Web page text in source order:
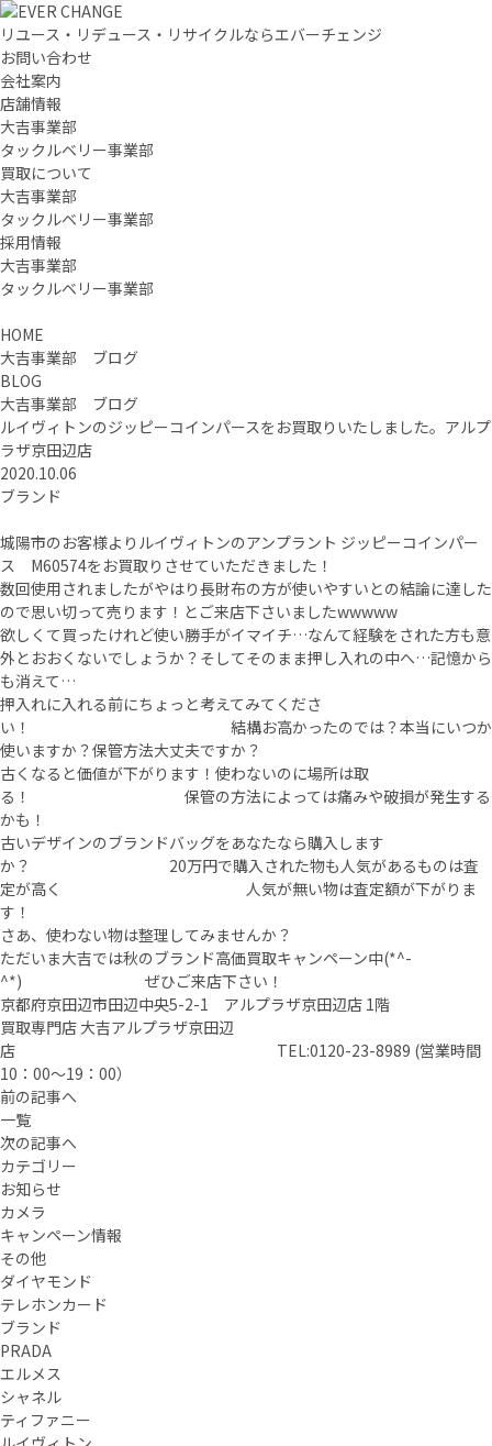
リユース・リデュース・リサイクルならエバーチェンジ
お問い合わせ
会社案内
店舗情報
大吉事業部
タックルベリー事業部
買取について
大吉事業部
タックルベリー事業部
採用情報
大吉事業部
タックルベリー事業部
HOME
大吉事業部 ブログ
BLOG
大吉事業部 ブログ
ルイヴィトンのジッピーコインパースをお買取りいたしました。アルプ
ラザ京田辺店
2020.10.06
ブランド
城陽市のお客様よりルイヴィトンのアンプラント ジッピーコインパー
ス M60574をお買取りさせていただきました！
数回使用されましたがやはり長財布の方が使いやすいとの結論に達した
ので思い切って売ります！とご来店下さいましたwwwww
欲しくて買ったけれど使い勝手がイマイチ…なんて経験をされた方も意
外とおおくないでしょうか？そしてそのまま押し入れの中へ…記憶から
も消えて…
押入れに入れる前にちょっと考えてみてくださ
い！ 結構お高かったのでは？本当にいつか
使いますか？保管方法大丈夫ですか？
古くなると価値が下がります！使わないのに場所は取
る！ 保管の方法によっては痛みや破損が発生する
かも！
古いデザインのブランドバッグをあなたなら購入します
か？ 20万円で購入された物も人気があるものは査
定が高く 人気が無い物は査定額が下がりま
す！
さあ、使わない物は整理してみませんか？
ただいま大吉では秋のブランド高価買取キャンペーン中(*^-
^*) ぜひご来店下さい！
京都府京田辺市田辺中央5-2-1 アルプラザ京田辺店 1階
買取専門店 大吉アルプラザ京田辺
店 TEL:0120-23-8989 (営業時間
10：00～19：00）
前の記事へ
一覧
次の記事へ
カテゴリー
お知らせ
カメラ
キャンペーン情報
その他
ダイヤモンド
テレホンカード
ブランド
PRADA
エルメス
シャネル
ティファニー